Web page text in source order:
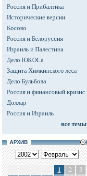
Россия и Прибалтика
Исторические версии
Косово
Россия и Белоруссия
Израиль и Палестина
Дело ЮКОСа
Защита Химкинского леса
Дело Бульбова
Россия и финансовый кризис
Доллар
Россия и Израиль
все темы
АРХИВ
1 2
3